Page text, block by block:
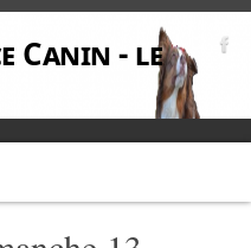
Canin - le